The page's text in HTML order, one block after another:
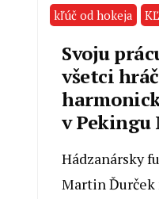
kľúč od hokeja
Svoju
všetci
v
Hádzanársky
Martin Ďurček